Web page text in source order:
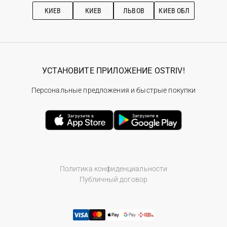
КИЕВ КИЕВ ЛЬВОВ КИЕВ ОБЛ
Политика конфиденциальности
Публичный договор
УСТАНОВИТЕ ПРИЛОЖЕНИЕ OSTRIV!
Персональные предложения и быстрые покупки